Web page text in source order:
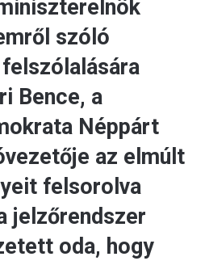
szóló
Bence, a
Néppárt
az elmúlt
felsorolva
jelzőrendszer
oda, hogy